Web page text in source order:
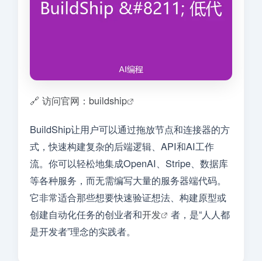
🔗 访问官网：buildship
BuildShip让用户可以通过拖放节点和连接器的方
式，快速构建复杂的后端逻辑、API和AI工作
流。你可以轻松地集成OpenAI、Stripe、数据库
等各种服务，而无需编写大量的服务器端代码。
它非常适合那些想要快速验证想法、构建原型或
创建自动化任务的创业者和开发
者，是“人人都
是开发者”理念的实践者。